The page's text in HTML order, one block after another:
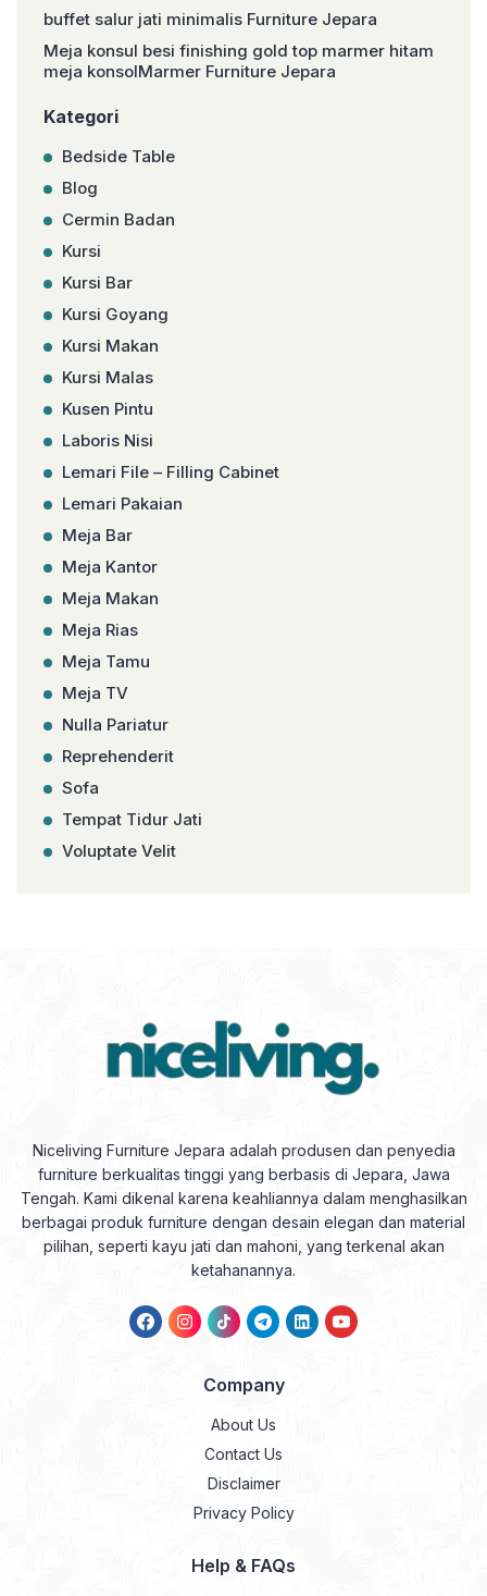
buffet salur jati minimalis Furniture Jepara
Meja konsul besi finishing gold top marmer hitam
meja konsolMarmer Furniture Jepara
Kategori
Bedside Table
Blog
Cermin Badan
Kursi
Kursi Bar
Kursi Goyang
Kursi Makan
Kursi Malas
Kusen Pintu
Laboris Nisi
Lemari File – Filling Cabinet
Lemari Pakaian
Meja Bar
Meja Kantor
Meja Makan
Meja Rias
Meja Tamu
Meja TV
Nulla Pariatur
Reprehenderit
Sofa
Tempat Tidur Jati
Voluptate Velit
Niceliving Furniture Jepara adalah produsen dan penyedia
furniture berkualitas tinggi yang berbasis di Jepara, Jawa
Tengah. Kami dikenal karena keahliannya dalam menghasilkan
berbagai produk furniture dengan desain elegan dan material
pilihan, seperti kayu jati dan mahoni, yang terkenal akan
ketahanannya.
Company
About Us
Contact Us
Disclaimer
Privacy Policy
Help & FAQs